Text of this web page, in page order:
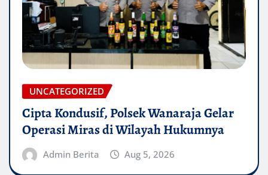
UNCATEGORIZED
Cipta Kondusif, Polsek Wanaraja Gelar
Operasi Miras di Wilayah Hukumnya
Admin Berita Aug 5, 2026